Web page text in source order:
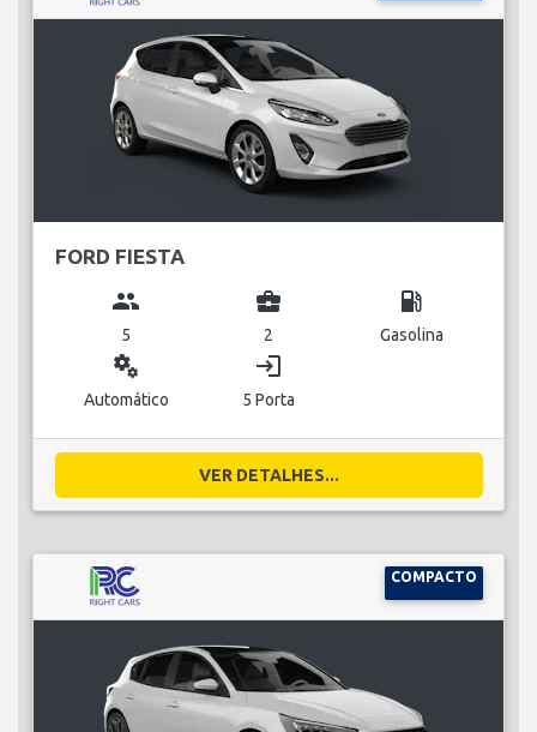
FORD FIESTA
group
5
business_center
2
local_gas_station
Gasolina
miscellaneous_services
Automático
login
5 Porta
VER DETALHES...
COMPACTO